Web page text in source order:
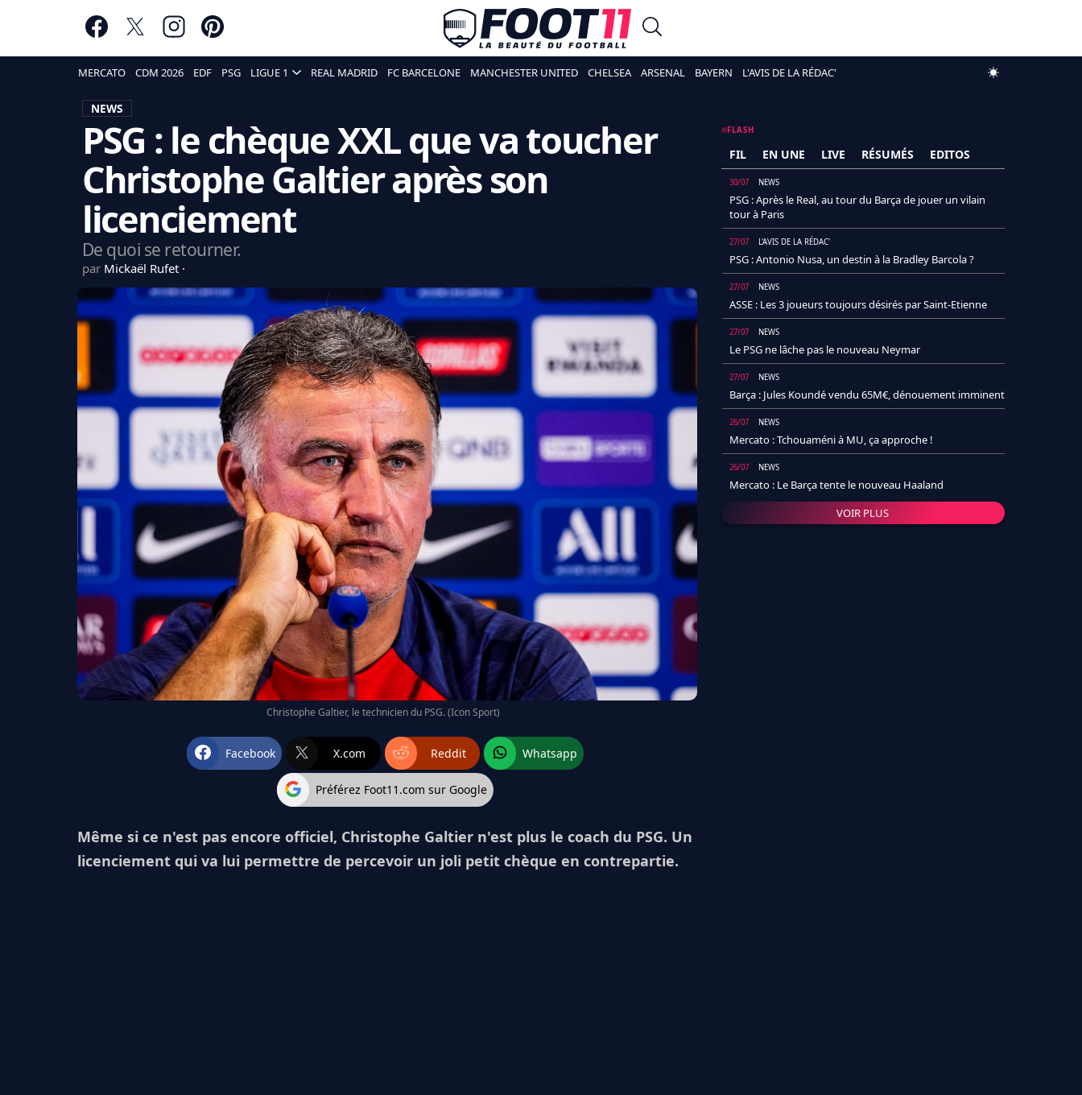
MERCATO CDM 2026 EDF PSG LIGUE 1 REAL MADRID FC BARCELONE MANCHESTER UNITED CHELSEA ARSENAL BAYERN L'AVIS DE LA RÉDAC'
NEWS
PSG : le chèque XXL que va toucher
Christophe Galtier après son
licenciement
De quoi se retourner.
par Mickaël Rufet
Christophe Galtier, le technicien du PSG. (Icon Sport)
Facebook X.com Reddit Whatsapp
Préférez Foot11.com sur Google
Même si ce n'est pas encore officiel, Christophe Galtier n'est plus le coach du PSG. Un
licenciement qui va lui permettre de percevoir un joli petit chèque en contrepartie.
FLASH
FIL EN UNE LIVE RÉSUMÉS EDITOS
30/07 NEWS
PSG : Après le Real, au tour du Barça de jouer un vilain
tour à Paris
27/07 L'AVIS DE LA RÉDAC'
PSG : Antonio Nusa, un destin à la Bradley Barcola ?
27/07 NEWS
ASSE : Les 3 joueurs toujours désirés par Saint-Etienne
27/07 NEWS
Le PSG ne lâche pas le nouveau Neymar
27/07 NEWS
Barça : Jules Koundé vendu 65M€, dénouement imminent
26/07 NEWS
Mercato : Tchouaméni à MU, ça approche !
26/07 NEWS
Mercato : Le Barça tente le nouveau Haaland
VOIR PLUS